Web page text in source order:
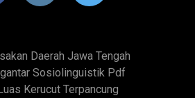
Daerah Jawa Tengah
Sosiolinguistik Pdf
Kerucut Terpancung